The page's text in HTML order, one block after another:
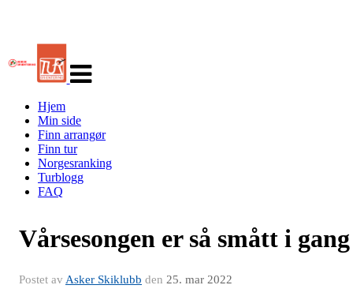
navigasjon
Hjem
Min side
Finn arrangør
Finn tur
Norgesranking
Turblogg
FAQ
Vårsesongen er så smått i gang
Postet av Asker Skiklubb den 25. mar 2022